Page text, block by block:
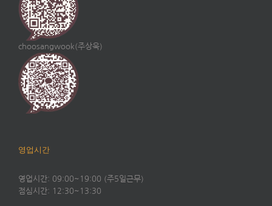
choosangwook(주상욱)
영업시간
영업시간: 09:00~19:00 (주5일근무)
점심시간: 12:30~13:30